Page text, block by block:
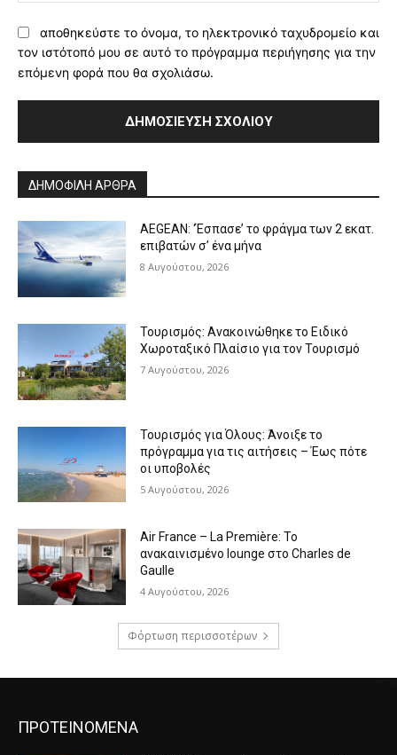
αποθηκεύστε το όνομα, το ηλεκτρονικό ταχυδρομείο και
τον ιστότοπό μου σε αυτό το πρόγραμμα περιήγησης για την
επόμενη φορά που θα σχολιάσω.
ΔΗΜΟΦΙΛΗ ΑΡΘΡΑ
AEGEAN: ‘Έσπασε’ το φράγμα των 2 εκατ.
επιβατών σ’ ένα μήνα
8 Αυγούστου, 2026
Τουρισμός: Ανακοινώθηκε το Ειδικό
Χωροταξικό Πλαίσιο για τον Τουρισμό
7 Αυγούστου, 2026
Τουρισμός για Όλους: Άνοιξε το
πρόγραμμα για τις αιτήσεις – Έως πότε
οι υποβολές
5 Αυγούστου, 2026
Air France – La Première: Το
ανακαινισμένο lounge στο Charles de
Gaulle
4 Αυγούστου, 2026
Φόρτωση περισσοτέρων
ΠΡΟΤΕΙΝΟΜΕΝΑ